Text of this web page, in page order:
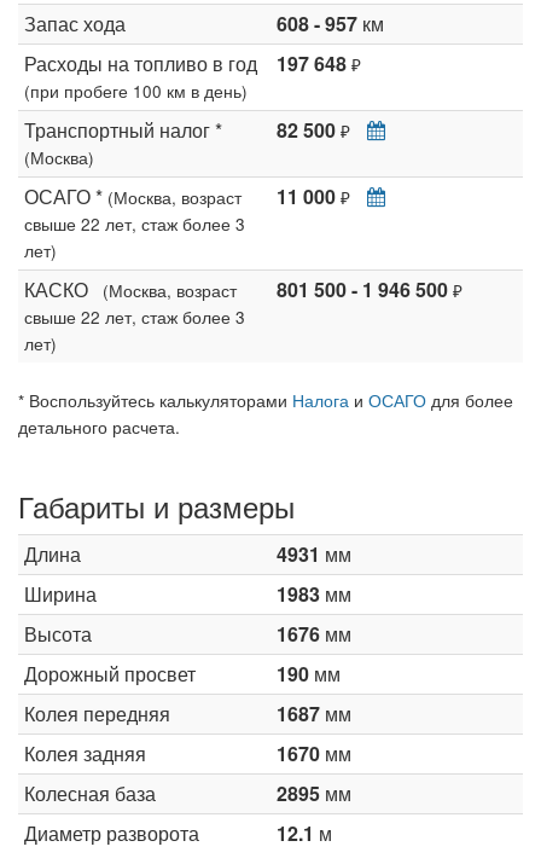
Запас хода 608 - 957 км
Расходы на топливо в год
(при пробеге 100 км в день)
197 648 ₽
Транспортный налог *
(Москва)
82 500 ₽
ОСАГО * (Москва, возраст
свыше 22 лет, стаж более 3
лет)
11 000 ₽
КАСКО
(Москва, возраст
свыше 22 лет, стаж более 3
лет)
801 500 - 1 946 500 ₽
* Воспользуйтесь калькуляторами Налога и ОСАГО для более
детального расчета.
Габариты и размеры
Длина 4931 мм
Ширина
1983 мм
Высота
1676 мм
Дорожный просвет
190 мм
Колея передняя
1687 мм
Колея задняя
1670 мм
Колесная база
2895 мм
Диаметр разворота
12.1 м